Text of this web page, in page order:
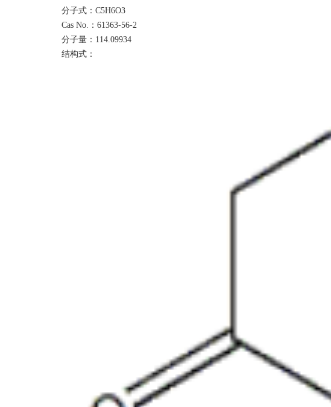
分子式： C5H6O3
Cas No.： 61363-56-2
分子量： 114.09934
结构式：